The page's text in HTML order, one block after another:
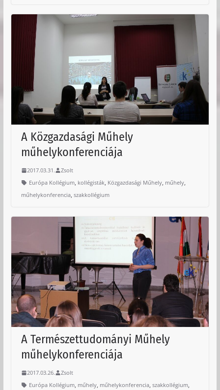
A Közgazdasági Műhely
műhelykonferenciája
2017.03.31.
Zsolt
Európa Kollégium, kollégisták, Közgazdasági Műhely, műhely,
műhelykonferencia, szakkollégium
A Természettudományi Műhely
műhelykonferenciája
2017.03.26.
Zsolt
Európa Kollégium, műhely, műhelykonferencia, szakkollégium,